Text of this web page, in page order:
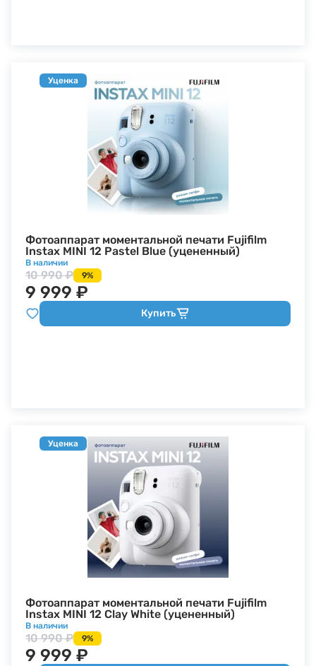
Уценка
Фотоаппарат моментальной печати Fujifilm
Instax MINI 12 Pastel Blue (уцененный)
В наличии
10 990 ₽ 9%
9 999 ₽
Купить
Уценка
Фотоаппарат моментальной печати Fujifilm
Instax MINI 12 Clay White (уцененный)
В наличии
10 990 ₽ 9%
9 999 ₽